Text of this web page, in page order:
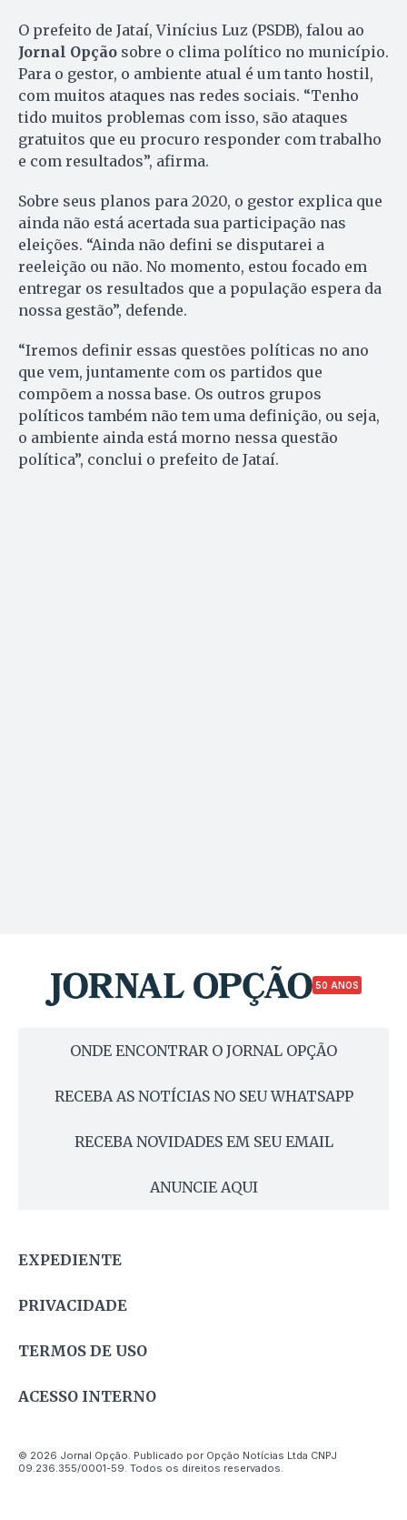
O prefeito de Jataí, Vinícius Luz (PSDB), falou ao
Jornal Opção sobre o clima político no município.
Para o gestor, o ambiente atual é um tanto hostil,
com muitos ataques nas redes sociais. “Tenho
tido muitos problemas com isso, são ataques
gratuitos que eu procuro responder com trabalho
e com resultados”, afirma.
Sobre seus planos para 2020, o gestor explica que
ainda não está acertada sua participação nas
eleições. “Ainda não defini se disputarei a
reeleição ou não. No momento, estou focado em
entregar os resultados que a população espera da
nossa gestão”, defende.
“Iremos definir essas questões políticas no ano
que vem, juntamente com os partidos que
compõem a nossa base. Os outros grupos
políticos também não tem uma definição, ou seja,
o ambiente ainda está morno nessa questão
política”, conclui o prefeito de Jataí.
50 ANOS
ONDE ENCONTRAR O JORNAL OPÇÃO
RECEBA AS NOTÍCIAS NO SEU WHATSAPP
RECEBA NOVIDADES EM SEU EMAIL
ANUNCIE AQUI
EXPEDIENTE
PRIVACIDADE
TERMOS DE USO
ACESSO INTERNO
© 2026 Jornal Opção. Publicado por Opção Notícias Ltda CNPJ
09.236.355/0001-59. Todos os direitos reservados.